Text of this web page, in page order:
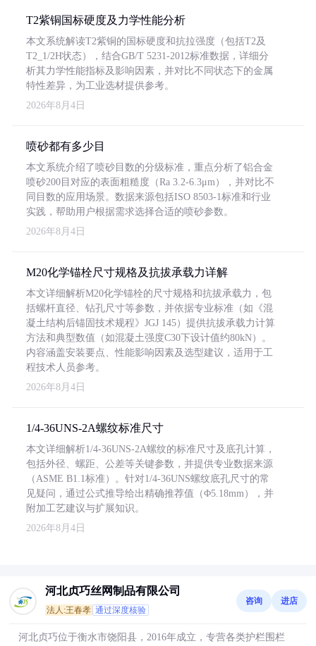
T2紫铜国标硬度及力学性能分析
本文系统解读T2紫铜的国标硬度和抗拉强度（包括T2及
T2_1/2H状态），结合GB/T 5231-2012标准数据，详细分
析其力学性能指标及影响因素，并对比不同状态下的金属
特性差异，为工业选材提供参考。
2026年8月4日
喷砂都有多少目
本文系统介绍了喷砂目数的分级标准，重点分析了铝合金
喷砂200目对应的表面粗糙度（Ra 3.2-6.3μm），并对比不
同目数的应用场景。数据来源包括ISO 8503-1标准和行业
实践，帮助用户根据需求选择合适的喷砂参数。
2026年8月4日
M20化学锚栓尺寸规格及抗拔承载力详解
本文详细解析M20化学锚栓的尺寸规格和抗拔承载力，包
括螺杆直径、钻孔尺寸等参数，并依据专业标准（如《混
凝土结构后锚固技术规程》JGJ 145）提供抗拔承载力计算
方法和典型数值（如混凝土强度C30下设计值约80kN）。
内容涵盖安装要点、性能影响因素及选型建议，适用于工
程技术人员参考。
2026年8月4日
1/4-36UNS-2A螺纹标准尺寸
本文详细解析1/4-36UNS-2A螺纹的标准尺寸及底孔计算，
包括外径、螺距、公差等关键参数，并提供专业数据来源
（ASME B1.1标准）。针对1/4-36UNS螺纹底孔尺寸的常
见疑问，通过公式推导给出精确推荐值（Φ5.18mm），并
附加工艺建议与扩展知识。
2026年8月4日
河北贞巧丝网制品有限公司
法人:王春孝 通过深度核验
咨询 进店
河北贞巧位于衡水市饶阳县，2016年成立，专营各类护栏围栏